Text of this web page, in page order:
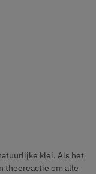
klei. Als het
theereactie om alle